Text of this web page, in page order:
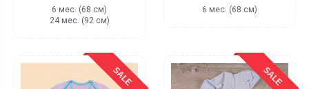
6 мес. (68 см)
24 мес. (92 см)
6 мес. (68 см)
SALE SALE